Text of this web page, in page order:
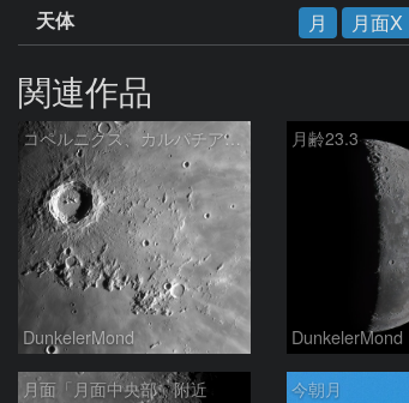
天体
月 月面X
関連作品
コペルニクス、カルパチア山脈付近
DunkelerMond
月齢23.3
DunkelerMond
月面「月面中央部」附近 今朝月